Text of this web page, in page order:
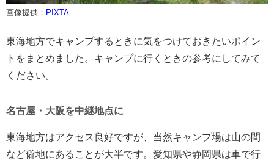
画像提供： PIXTA
東海地方でキャンプするときに気をつけておきたいポイン
トをまとめました。キャンプに行くときの参考にしてみて
ください。
名古屋・大阪を中継地点に
東海地方はアクセス良好ですが、当然キャンプ場は山の間
など僻地にあることが大半です。愛知県や静岡県は車で行